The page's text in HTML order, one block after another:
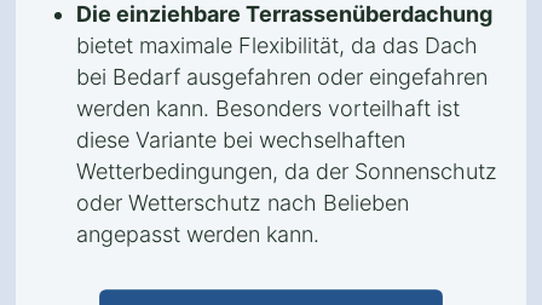
Die einziehbare Terrassenüberdachung
bietet maximale Flexibilität, da das Dach
bei Bedarf ausgefahren oder eingefahren
werden kann. Besonders vorteilhaft ist
diese Variante bei wechselhaften
Wetterbedingungen, da der Sonnenschutz
oder Wetterschutz nach Belieben
angepasst werden kann.